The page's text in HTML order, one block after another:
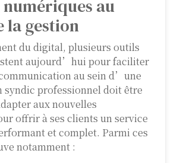
au
la gestion
du digital, plusieurs outils
aujourd’hui pour faciliter
au sein d’une
syndic professionnel doit être
aux nouvelles
offrir à ses clients un service
et complet. Parmi ces
notamment :